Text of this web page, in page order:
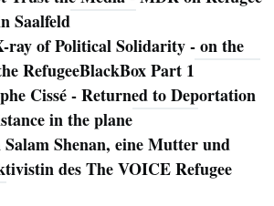
Saalfeld
ray of Political Solidarity - on the
RefugeeBlackBox Part 1
Cissé - Returned to Deportation
in the plane
Shenan, eine Mutter und
des The VOICE Refugee